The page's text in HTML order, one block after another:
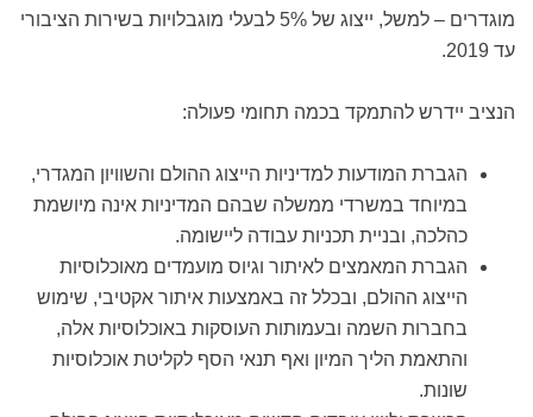
מוגדרים – למשל, ייצוג של 5% לבעלי מוגבלויות בשירות הציבורי
עד 2019.
הנציב יידרש להתמקד בכמה תחומי פעולה:
הגברת המודעות למדיניות הייצוג ההולם והשוויון המגדרי,
במיוחד במשרדי ממשלה שבהם המדיניות אינה מיושמת
כהלכה, ובניית תכניות עבודה ליישומה.
הגברת המאמצים לאיתור וגיוס מועמדים מאוכלוסיות
הייצוג ההולם, ובכלל זה באמצעות איתור אקטיבי, שימוש
בחברות השמה ובעמותות העוסקות באוכלוסיות אלה,
והתאמת הליך המיון ואף תנאי הסף לקליטת אוכלוסיות
שונות.